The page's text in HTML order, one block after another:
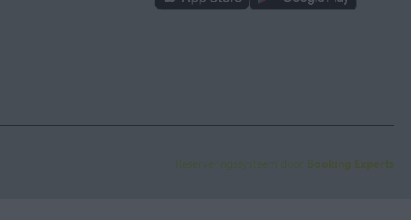
Reserveringssysteem door Booking Experts